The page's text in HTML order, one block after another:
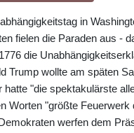
in
fielen die Paraden aus -
die
Trump wollte am späten
hatte "die spektakulärste
Worten "größte
werfen dem